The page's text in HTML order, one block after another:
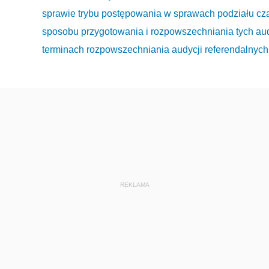
sprawie trybu postępowania w sprawach podziału
sposobu przygotowania i rozpowszechniania tych
terminach rozpowszechniania audycji referendalnych